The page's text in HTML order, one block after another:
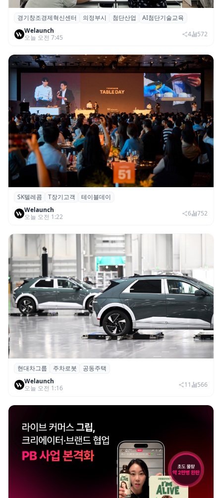
경기혁신센터, 의정부시 ‘AI 첨단기술교육’
기초·심화과정 성료
경기창조경제혁신센터 의정부시 첨단산업
AI첨단기술교육
Welaunch
오늘 오전 7:45
4 572
SK텔레콤, ‘T 장기고객 프로그램 테이블 데
이’ 서울 행사 성료
SK텔레콤 T장기고객
테이블데이
Welaunch
오늘 오전 1:22
6 752
현대차그룹, 아파트 단지 내 공동주택 주차
로봇 실증 추진
현대차그룹 주차로봇
공동주택
Welaunch
오늘 오전 1:16
11 566